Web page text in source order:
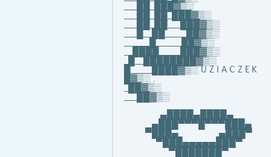
___██_███▓▒░
___██_██_███▓▒░
___██_██___███▓▒░
___█__██_____██▓▒░
______█______██▓▒░
__████_____███▓▒░
_█__████████▓▒░
█_____████▓▒░ U Z I A C Z E K
█▓▒░ .
_██▓▒░
___██▓▒░
▄████▄████▄
▄███▀▀▀█▀▀▀███▄
▀███▄ ▄███▀
▀███▄▄▄▄▄███▀
▀███████▀